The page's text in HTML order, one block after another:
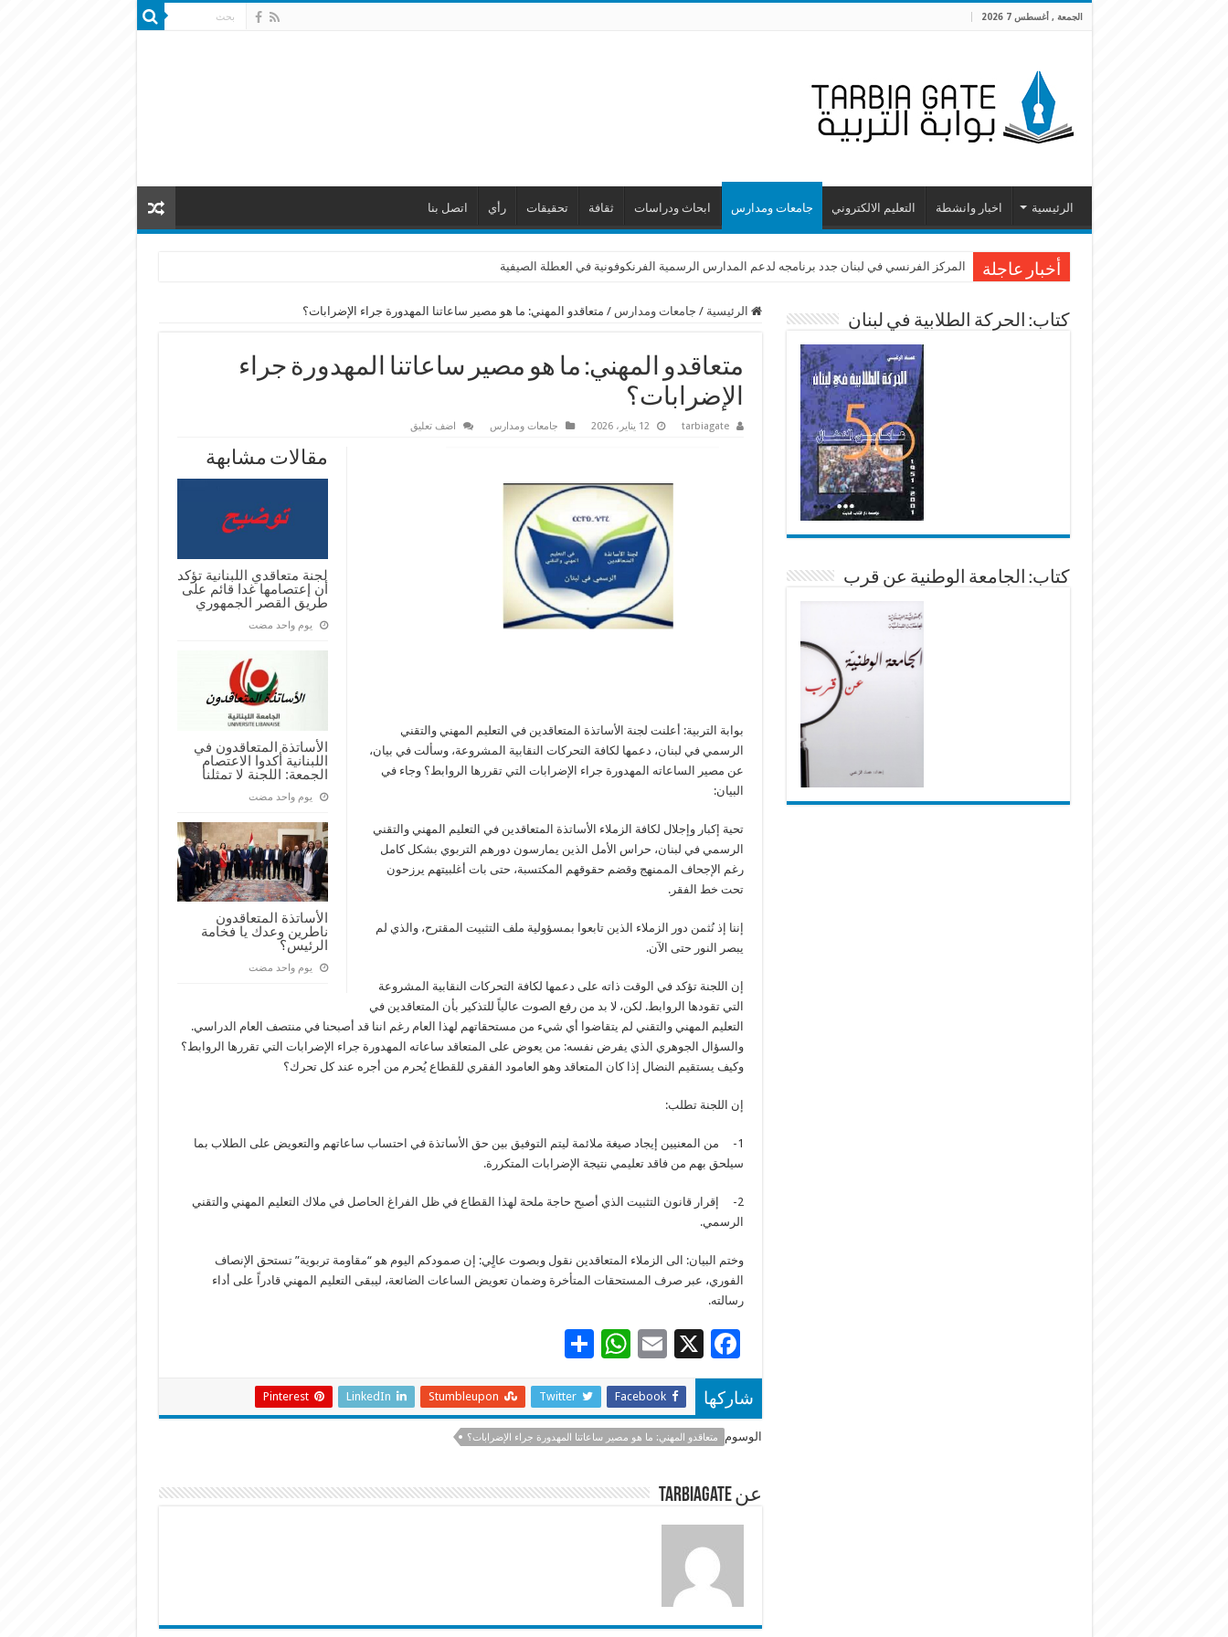
الجمعة , أغسطس 7 2026
الرئيسية اخبار وانشطة التعليم الالكتروني جامعات ومدارس ابحاث ودراسات ثقافة تحقيقات رأي اتصل بنا
أخبار عاجلة المركز الفرنسي في لبنان جدد برنامجه لدعم المدارس الرسمية الفرنكوفونية في العطلة الصيفية
الرئيسية / جامعات ومدارس / متعاقدو المهني: ما هو مصير ساعاتنا المهدورة جراء الإضرابات؟
متعاقدو المهني: ما هو مصير ساعاتنا المهدورة جراء
الإضرابات؟
tarbiagate 12 يناير، 2026 جامعات ومدارس اضف تعليق
مقالات مشابهة
لجنة متعاقدي اللبنانية تؤكد
أن إعتصامها غدا قائم على
طريق القصر الجمهوري
‏يوم واحد مضت
الأساتذة المتعاقدون في
اللبنانية أكدوا الاعتصام
الجمعة: اللجنة لا تمثلنا
‏يوم واحد مضت
الأساتذة المتعاقدون
ناطرين وعدك يا فخامة
الرئيس؟
‏يوم واحد مضت
بوابة التربية: أعلنت لجنة الأساتذة المتعاقدين في التعليم المهني والتقني
الرسمي في لبنان، دعمها لكافة التحركات النقابية المشروعة، وسألت في بيان،
عن مصير الساعاته المهدورة جراء الإضرابات التي تقررها الروابط؟ وجاء في
البيان:
تحية إكبار وإجلال لكافة الزملاء الأساتذة المتعاقدين في التعليم المهني والتقني
الرسمي في لبنان، حراس الأمل الذين يمارسون دورهم التربوي بشكل كامل
رغم الإجحاف الممنهج وقضم حقوقهم المكتسبة، حتى بات أغلبيتهم يرزحون
تحت خط الفقر.
إننا إذ نُثمن دور الزملاء الذين تابعوا بمسؤولية ملف التثبيت المقترح، والذي لم
يبصر النور حتى الآن.
إن اللجنة تؤكد في الوقت ذاته على دعمها لكافة التحركات النقابية المشروعة
التي تقودها الروابط. لكن، لا بد من رفع الصوت عالياً للتذكير بأن المتعاقدين في
التعليم المهني والتقني لم يتقاضوا أي شيء من مستحقاتهم لهذا العام رغم اننا قد أصبحنا في منتصف العام الدراسي.
والسؤال الجوهري الذي يفرض نفسه: من يعوض على المتعاقد ساعاته المهدورة جراء الإضرابات التي تقررها الروابط؟
وكيف يستقيم النضال إذا كان المتعاقد وهو العامود الفقري للقطاع يُحرم من أجره عند كل تحرك؟
إن اللجنة تطلب:
1- من المعنيين إيجاد صيغة ملائمة ليتم التوفيق بين حق الأساتذة في احتساب ساعاتهم والتعويض على الطلاب بما
سيلحق بهم من فاقد تعليمي نتيجة الإضرابات المتكررة.
2- إقرار قانون التثبيت الذي أصبح حاجة ملحة لهذا القطاع في ظل الفراغ الحاصل في ملاك التعليم المهني والتقني
الرسمي.
وختم البيان: الى الزملاء المتعاقدين نقول وبصوت عالٍي: إن صمودكم اليوم هو “مقاومة تربوية” تستحق الإنصاف
الفوري، عبر صرف المستحقات المتأخرة وضمان تعويض الساعات الضائعة، ليبقى التعليم المهني قادراً على أداء
رسالته.
F
ac
e
b
o
k
X
E
ai
l
W
at
sA
p
ar
e
شاركها Facebook
Twitter
Stumbleupon
LinkedIn
Pinterest
الوسوم متعاقدو المهني: ما هو مصير ساعاتنا المهدورة جراء الإضرابات؟
عن tarbiagate
كتاب: الحركة الطلابية في لبنان
كتاب: الجامعة الوطنية عن قرب